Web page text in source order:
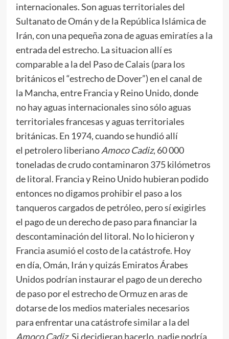
internacionales. Son aguas territoriales del
Sultanato de Omán y de la República Islámica de
Irán, con una pequeña zona de aguas emiratíes a la
entrada del estrecho. La situacion allí es
comparable a la del Paso de Calais (para los
británicos el “estrecho de Dover”) en el canal de
la Mancha, entre Francia y Reino Unido, donde
no hay aguas internacionales sino sólo aguas
territoriales francesas y aguas territoriales
británicas. En 1974, cuando se hundió allí
el petrolero liberianoAmoco Cadiz, 60 000
toneladas de crudo contaminaron 375 kilómetros
de litoral. Francia y Reino Unido hubieran podido
entonces no digamos prohibir el paso a los
tanqueros cargados de petróleo, pero sí exigirles
el pago de un derecho de paso para financiar la
descontaminación del litoral. No lo hicieron y
Francia asumió el costo de la catástrofe. Hoy
en día, Omán, Irán y quizás Emiratos Árabes
Unidos podrían instaurar el pago de un derecho
de paso por el estrecho de Ormuz en aras de
dotarse de los medios materiales necesarios
para enfrentar una catástrofe similar a la del
Amoco Cadiz. Si decidieran hacerlo, nadie podría